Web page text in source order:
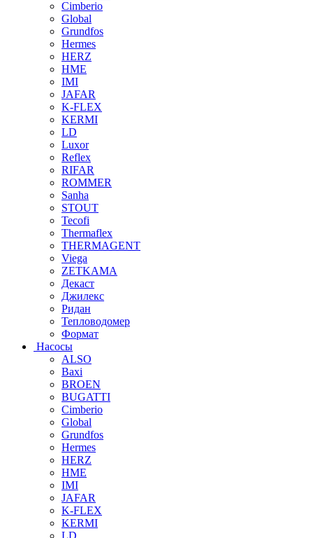
Cimberio
Global
Grundfos
Hermes
HERZ
HME
IMI
JAFAR
K-FLEX
KERMI
LD
Luxor
Reflex
RIFAR
ROMMER
Sanha
STOUT
Tecofi
Thermaflex
THERMAGENT
Viega
ZETKAMA
Декаст
Джилекс
Ридан
Тепловодомер
Формат
Насосы
ALSO
Baxi
BROEN
BUGATTI
Cimberio
Global
Grundfos
Hermes
HERZ
HME
IMI
JAFAR
K-FLEX
KERMI
LD